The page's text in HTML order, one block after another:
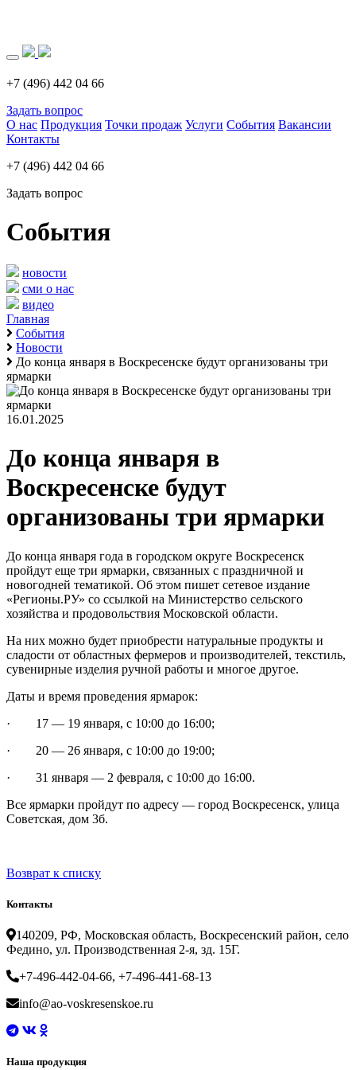
+7 (496) 442 04 66
Задать вопрос
О нас Продукция Точки продаж Услуги События Вакансии
Контакты
+7 (496) 442 04 66
Задать вопрос
События
новости
сми о нас
видео
Главная
События
Новости
До конца января в Воскресенске будут организованы три
ярмарки
16.01.2025
До конца января в
Воскресенске будут
организованы три ярмарки
До конца января года в городском округе Воскресенск
пройдут еще три ярмарки, связанных с праздничной и
новогодней тематикой. Об этом пишет сетевое издание
«Регионы.РУ» со ссылкой на Министерство сельского
хозяйства и продовольствия Московской области.
На них можно будет приобрести натуральные продукты и
сладости от областных фермеров и производителей, текстиль,
сувенирные изделия ручной работы и многое другое.
Даты и время проведения ярмарок:
· 17 — 19 января, с 10:00 до 16:00;
· 20 — 26 января, с 10:00 до 19:00;
· 31 января — 2 февраля, с 10:00 до 16:00.
Все ярмарки пройдут по адресу — город Воскресенск, улица
Советская, дом 3б.
Возврат к списку
Контакты
140209, РФ, Московская область, Воскресенский район, село
Федино, ул. Производственная 2-я, зд. 15Г.
+7-496-442-04-66, +7-496-441-68-13
info@ao-voskresenskoe.ru
Наша продукция